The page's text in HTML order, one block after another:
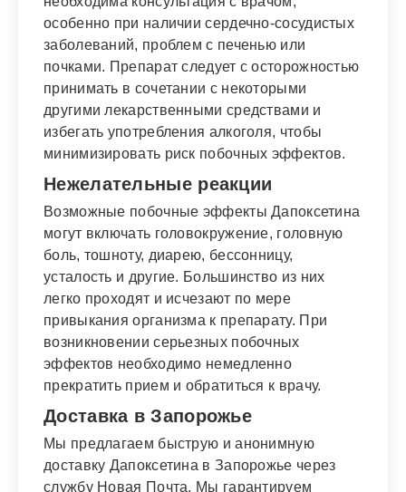
особенно при наличии сердечно-сосудистых
заболеваний, проблем с печенью или
почками. Препарат следует с осторожностью
принимать в сочетании с некоторыми
другими лекарственными средствами и
избегать употребления алкоголя, чтобы
минимизировать риск побочных эффектов.
Нежелательные реакции
Возможные побочные эффекты Дапоксетина
могут включать головокружение, головную
боль, тошноту, диарею, бессонницу,
усталость и другие. Большинство из них
легко проходят и исчезают по мере
привыкания организма к препарату. При
возникновении серьезных побочных
эффектов необходимо немедленно
прекратить прием и обратиться к врачу.
Доставка в Запорожье
Мы предлагаем быструю и анонимную
доставку Дапоксетина в Запорожье через
службу Новая Почта. Мы гарантируем